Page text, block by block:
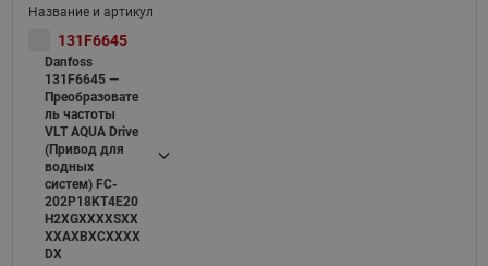
131F6645
Danfoss
131F6645 —
Преобразовате
ль частоты
VLT AQUA Drive
(Привод для
водных
систем) FC-
202P18KT4E20
H2XGXXXXSXX
XXAXBXCXXXX
DX